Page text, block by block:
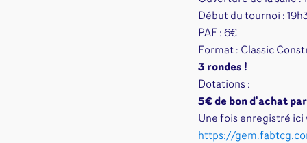
Jeux familles
Jeux initiés
Jeux primés
Jeux d'ambiance
Jeu Duo
Début du tournoi :
PAF : 6€
Format : Classic
3 rondes !
Dotations :
5€ de bon d'achat
Une fois enregistré ici
https://